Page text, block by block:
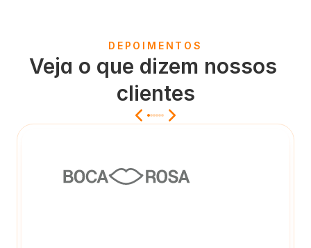
DEPOIMENTOS
Veja o que dizem nossos
clientes